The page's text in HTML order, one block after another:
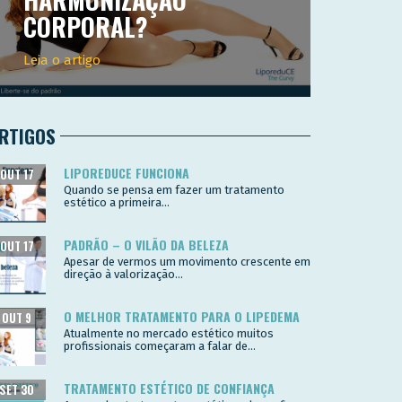
CORPORAL?
Leia o artigo
LIPOREDUCE FUNCIONA
OUT 17
Quando se pensa em fazer um tratamento
estético a primeira...
PADRÃO – O VILÃO DA BELEZA
OUT 17
Apesar de vermos um movimento crescente em
direção à valorização...
O MELHOR TRATAMENTO PARA O LIPEDEMA
OUT 9
Atualmente no mercado estético muitos
profissionais começaram a falar de...
TRATAMENTO ESTÉTICO DE CONFIANÇA
SET 30